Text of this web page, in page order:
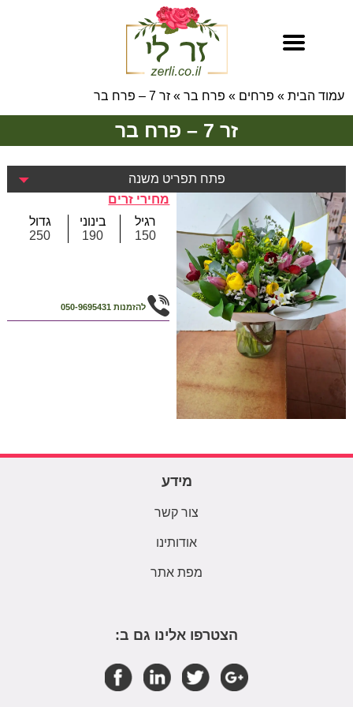
עמוד הבית » פרחים » פרח בר » זר 7 – פרח בר
זר 7 – פרח בר
פתח תפריט משנה
מחירי זרים
רגיל
150
בינוני
190
גדול
250
להזמנות 050-9695431
מידע
צור קשר
אודותינו
מפת אתר
הצטרפו אלינו גם ב: